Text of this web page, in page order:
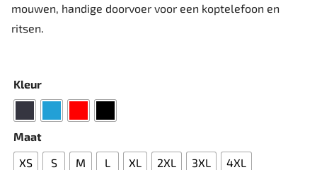
mouwen, handige doorvoer voor een koptelefoon en
ritsen.
Kleur
Maat
XS
S M L XL 2XL 3XL 4XL